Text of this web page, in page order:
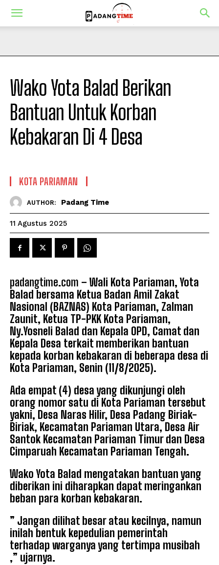
Wako Yota Balad Berikan
Bantuan Untuk Korban
Kebakaran Di 4 Desa
KOTA PARIAMAN
AUTHOR: Padang Time
11 Agustus 2025
padangtime.com – Wali Kota Pariaman, Yota
Balad bersama Ketua Badan Amil Zakat
Nasional (BAZNAS) Kota Pariaman, Zalman
Zaunit, Ketua TP-PKK Kota Pariaman,
Ny.Yosneli Balad dan Kepala OPD, Camat dan
Kepala Desa terkait memberikan bantuan
kepada korban kebakaran di beberapa desa di
Kota Pariaman, Senin (11/8/2025).
Ada empat (4) desa yang dikunjungi oleh
orang nomor satu di Kota Pariaman tersebut
yakni, Desa Naras Hilir, Desa Padang Biriak-
Biriak, Kecamatan Pariaman Utara, Desa Air
Santok Kecamatan Pariaman Timur dan Desa
Cimparuah Kecamatan Pariaman Tengah.
Wako Yota Balad mengatakan bantuan yang
diberikan ini diharapkan dapat meringankan
beban para korban kebakaran.
” Jangan dilihat besar atau kecilnya, namun
inilah bentuk kepedulian pemerintah
terhadap warganya yang tertimpa musibah
,” ujarnya.